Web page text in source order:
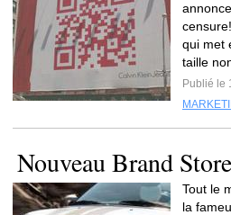
qui met
taille
Publié le
Nouveau Brand
Tout le
la